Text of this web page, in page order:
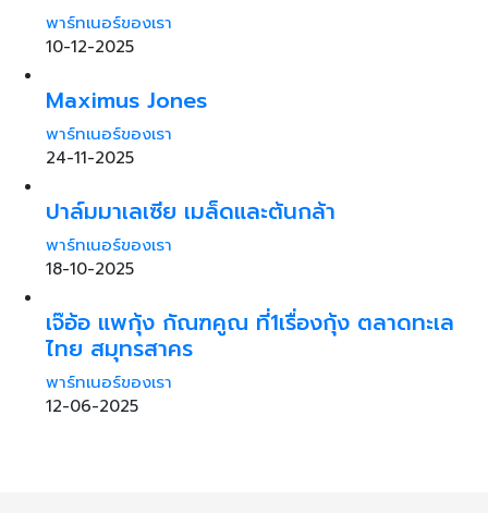
พาร์ทเนอร์ของเรา
10-12-2025
Maximus Jones
พาร์ทเนอร์ของเรา
24-11-2025
ปาล์มมาเลเซีย เมล็ดและต้นกล้า
พาร์ทเนอร์ของเรา
18-10-2025
เจ๊อ้อ แพกุ้ง กัณฑคูณ ที่1เรื่องกุ้ง ตลาดทะเล
ไทย สมุทรสาคร
พาร์ทเนอร์ของเรา
12-06-2025